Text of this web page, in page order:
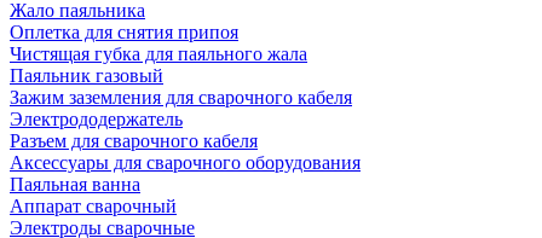
Жало паяльника
Оплетка для снятия припоя
Чистящая губка для паяльного жала
Паяльник газовый
Зажим заземления для сварочного кабеля
Электрододержатель
Разъем для сварочного кабеля
Аксессуары для сварочного оборудования
Паяльная ванна
Аппарат сварочный
Электроды сварочные